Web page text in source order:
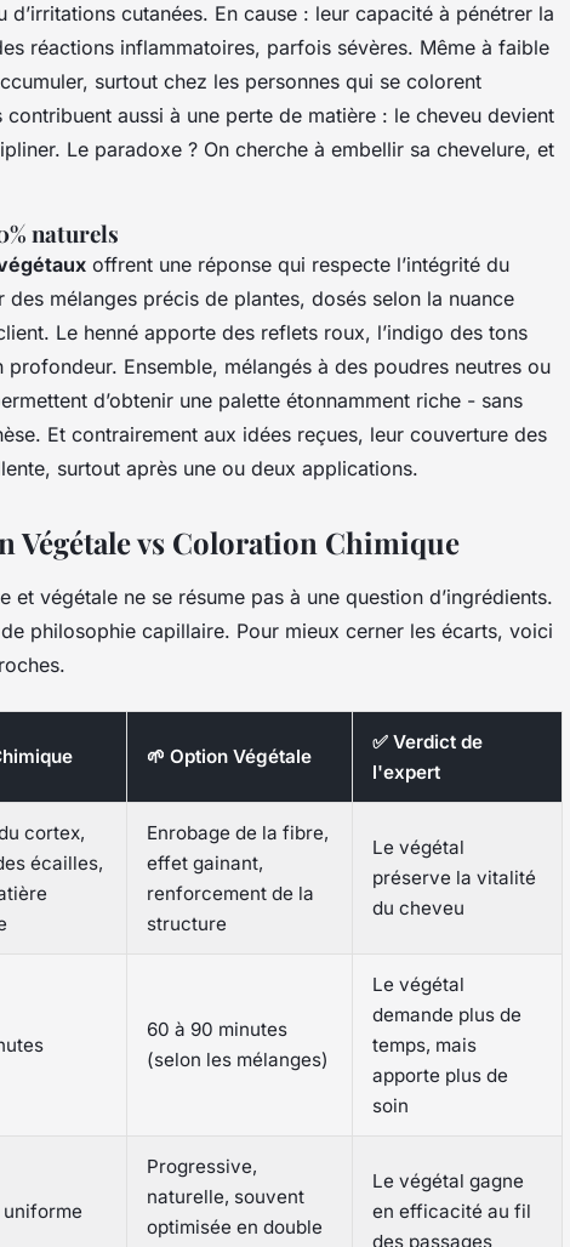
d’irritations cutanées. En cause : leur capacité à pénétrer la
réactions inflammatoires, parfois sévères. Même à faible
surtout chez les personnes qui se colorent
aussi à une perte de matière : le cheveu devient
Le paradoxe ? On cherche à embellir sa chevelure, et
naturels
offrent une réponse qui respecte l’intégrité du
mélanges précis de plantes, dosés selon la nuance
Le henné apporte des reflets roux, l’indigo des tons
Ensemble, mélangés à des poudres neutres ou
d’obtenir une palette étonnamment riche - sans
Et contrairement aux idées reçues, leur couverture des
surtout après une ou deux applications.
Végétale vs Coloration Chimique
végétale ne se résume pas à une question d’ingrédients.
de philosophie capillaire. Pour mieux cerner les écarts, voici
🌱 Option Végétale
✅ Verdict de
l'expert
cortex,
écailles,
Enrobage de la fibre,
effet gainant,
renforcement de la
structure
Le végétal
préserve la vitalité
du cheveu
60 à 90 minutes
(selon les mélanges)
Le végétal
demande plus de
temps, mais
apporte plus de
soin
uniforme
Progressive,
naturelle, souvent
optimisée en double
Le végétal gagne
en efficacité au fil
des passages